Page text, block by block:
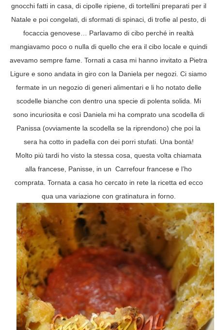
gnocchi fatti in casa, di cipolle ripiene, di tortellini preparati per il
Natale e poi congelati, di sformati di spinaci, di trofie al pesto, di
focaccia genovese… Parlavamo di cibo perché in realtà
mangiavamo poco o nulla di quello che era il cibo locale e quindi
avevamo sempre fame. Tornati a casa mi hanno invitato a Pietra
Ligure e sono andata in giro con la Daniela per negozi. Ci siamo
fermate in un negozio di generi alimentari e li ho notato delle
scodelle bianche con dentro una specie di polenta solida. Mi
sono incuriosita e così Daniela mi ha comprato una scodella di
Panissa (ovviamente la scodella se la riprendono) che poi la
sera ha cotto in padella con dei porri stufati. Una bontà!
Molto più tardi ho visto la stessa cosa, questa volta chiamata
alla francese, Panisse, in un Carrefour francese e l’ho
comprata. Tornata a casa ho cercato in rete la ricetta ed ecco
qua una variazione con gratinatura in forno.